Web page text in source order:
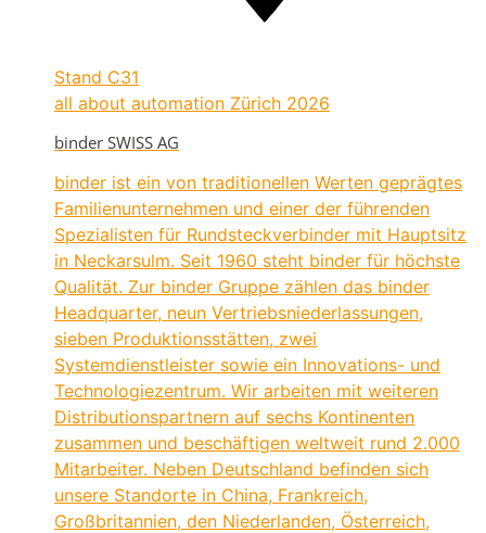
Stand C31
all about automation Zürich 2026
binder SWISS AG
binder ist ein von traditionellen Werten geprägtes
Familienunternehmen und einer der führenden
Spezialisten für Rundsteckverbinder mit Hauptsitz
in Neckarsulm. Seit 1960 steht binder für höchste
Qualität. Zur binder Gruppe zählen das binder
Headquarter, neun Vertriebsniederlassungen,
sieben Produktionsstätten, zwei
Systemdienstleister sowie ein Innovations- und
Technologiezentrum. Wir arbeiten mit weiteren
Distributionspartnern auf sechs Kontinenten
zusammen und beschäftigen weltweit rund 2.000
Mitarbeiter. Neben Deutschland befinden sich
unsere Standorte in China, Frankreich,
Großbritannien, den Niederlanden, Österreich,